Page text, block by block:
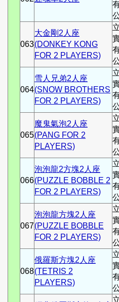
063
大金剛2人座
(DONKEY KONG
FOR 2 PLAYERS)
064
雪人兄弟2人座
(SNOW BROTHERS
FOR 2 PLAYERS)
065
魔鬼氣泡2人座
(PANG FOR 2
PLAYERS)
066
泡泡龍2方塊2人座
(PUZZLE BOBBLE 2
FOR 2 PLAYERS)
067
泡泡龍方塊2人座
(PUZZLE BOBBLE
FOR 2 PLAYERS)
068
俄羅斯方塊2人座
(TETRIS 2
PLAYERS)